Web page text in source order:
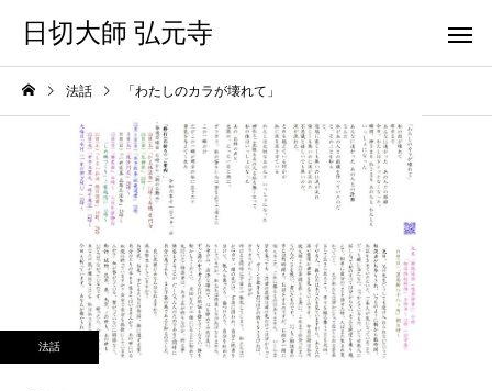
日切大師 弘元寺
法話 「わたしのカラが壊れて」
法話